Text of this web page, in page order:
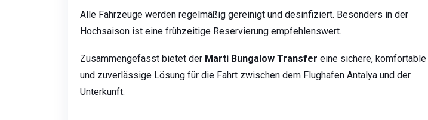
Alle Fahrzeuge werden regelmäßig gereinigt und desinfiziert. Besonders in der
Hochsaison ist eine frühzeitige Reservierung empfehlenswert.
Zusammengefasst bietet der Marti Bungalow Transfer eine sichere, komfortable
und zuverlässige Lösung für die Fahrt zwischen dem Flughafen Antalya und der
Unterkunft.